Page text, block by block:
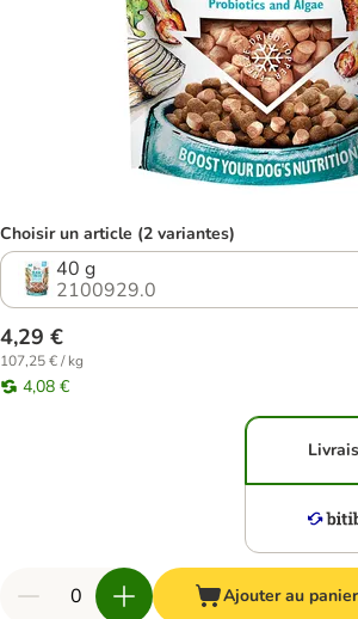
Choisir un article (2 variantes)
40 g
2100929.0
4,29 €
107,25 € / kg
4,08 €
Ajouter au panier